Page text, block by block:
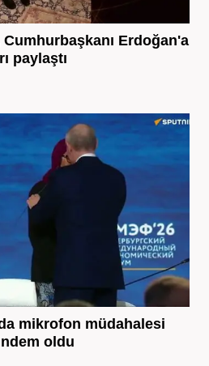
Cumhurbaşkanı Erdoğan'a
paylaştı
mikrofon müdahalesi
oldu